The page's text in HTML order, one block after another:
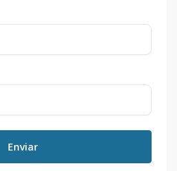
Enviar